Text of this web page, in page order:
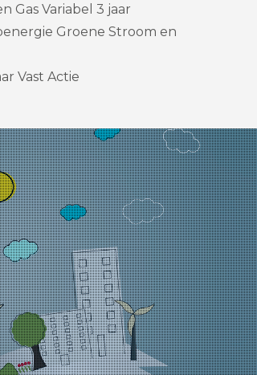
Gas Variabel 3 jaar
Groene Stroom en
Vast Actie